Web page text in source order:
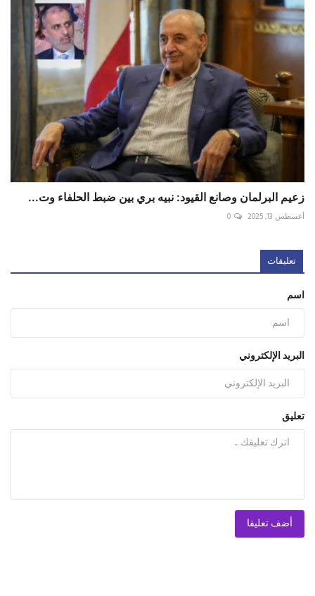
زعيم البرلمان وصانع القيود: نبيه بري بين ضبط الحلفاء وت...
أغسطس 13, 2025 0
تعليقات
اسم
البريد الإلكتروني
تعليق
أضف تعليقا